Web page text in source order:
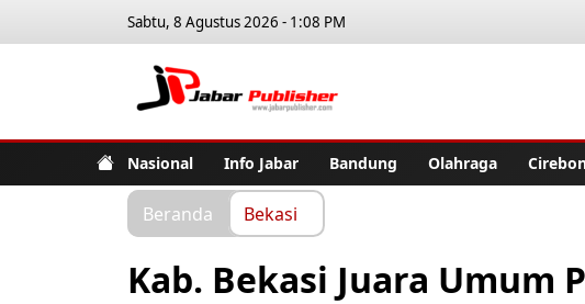
Sabtu, 8 Agustus 2026 - 1:08 PM
Nasional Info Jabar Bandung Olahraga
Beranda Bekasi
Kab. Bekasi Juara Umum